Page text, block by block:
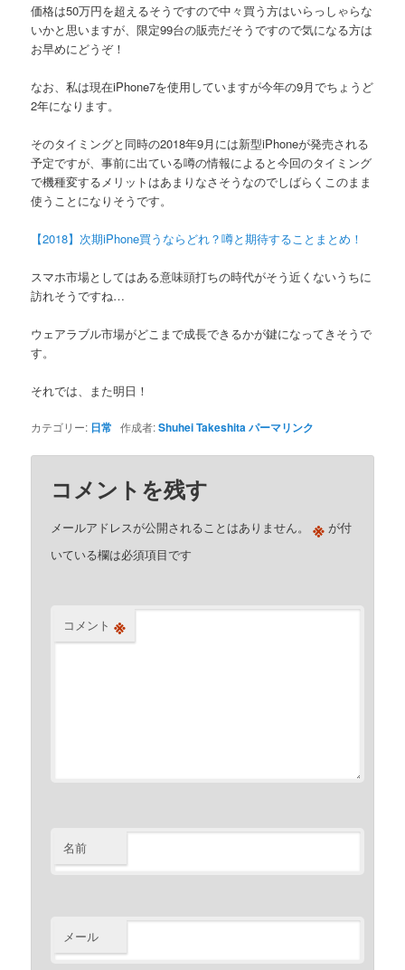
価格は50万円を超えるそうですので中々買う方はいらっしゃらな
いかと思いますが、限定99台の販売だそうですので気になる方は
お早めにどうぞ！
なお、私は現在iPhone7を使用していますが今年の9月でちょうど
2年になります。
そのタイミングと同時の2018年9月には新型iPhoneが発売される
予定ですが、事前に出ている噂の情報によると今回のタイミング
で機種変するメリットはあまりなさそうなのでしばらくこのまま
使うことになりそうです。
【2018】次期iPhone買うならどれ？噂と期待することまとめ！
スマホ市場としてはある意味頭打ちの時代がそう近くないうちに
訪れそうですね…
ウェアラブル市場がどこまで成長できるかが鍵になってきそうで
す。
それでは、また明日！
カテゴリー: 日常 作成者:Shuhei Takeshitaパーマリンク
コメントを残す
メールアドレスが公開されることはありません。 ※ が付
いている欄は必須項目です
コメント ※
名前
メール